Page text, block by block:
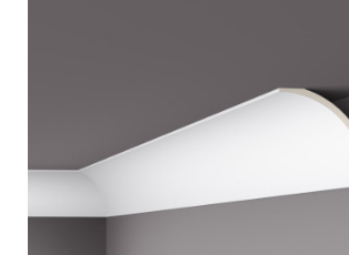
i
ønskeliste